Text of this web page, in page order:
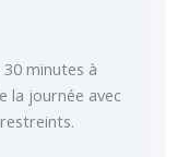
minutes à
la journée avec